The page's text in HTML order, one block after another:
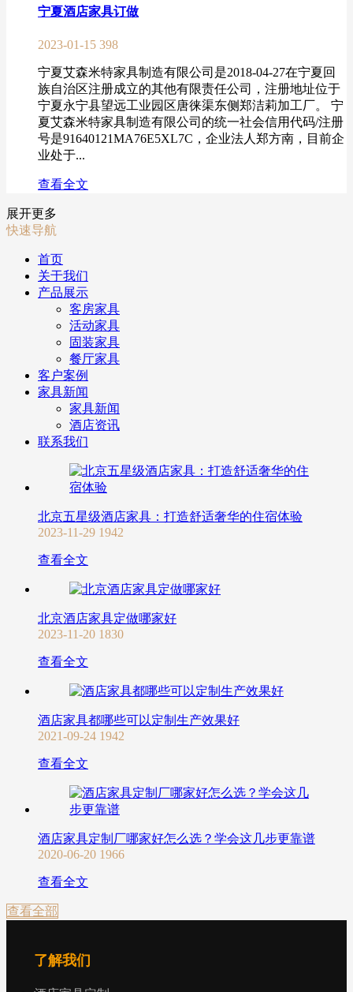
宁夏酒店家具订做
2023-01-15 398
宁夏艾森米特家具制造有限公司是2018-04-27在宁夏回
族自治区注册成立的其他有限责任公司，注册地址位于
宁夏永宁县望远工业园区唐徕渠东侧郑洁莉加工厂。 宁
夏艾森米特家具制造有限公司的统一社会信用代码/注册
号是91640121MA76E5XL7C，企业法人郑方南，目前企
业处于...
查看全文
展开更多
快速导航
首页
关于我们
产品展示
客房家具
活动家具
固装家具
餐厅家具
客户案例
家具新闻
家具新闻
酒店资讯
联系我们
北京五星级酒店家具：打造舒适奢华的住宿体验
2023-11-29 1942
查看全文
北京酒店家具定做哪家好
2023-11-20 1830
查看全文
酒店家具都哪些可以定制生产效果好
2021-09-24 1942
查看全文
酒店家具定制厂哪家好怎么选？学会这几步更靠谱
2020-06-20 1966
查看全文
查看全部
了解我们